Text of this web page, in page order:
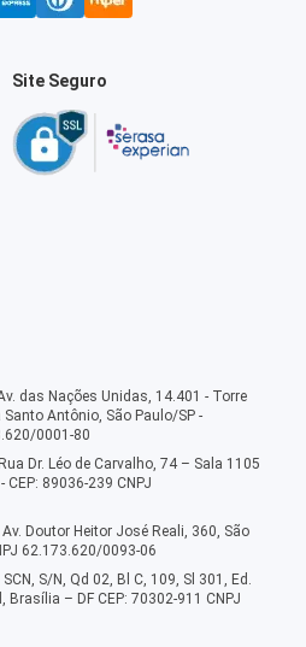
Site Seguro
das Nações Unidas, 14.401 - Torre
Antônio, São Paulo/SP -
0001-80
Dr. Léo de Carvalho, 74 – Sala 1105
89036-239 CNPJ
Doutor Heitor José Reali, 360, São
62.173.620/0093-06
S/N, Qd 02, Bl C, 109, Sl 301, Ed.
– DF CEP: 70302-911 CNPJ